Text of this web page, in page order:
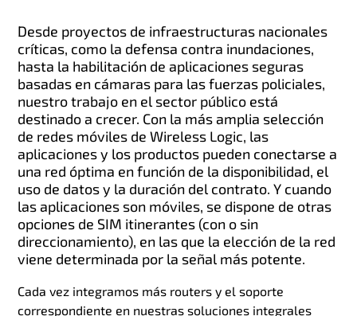
Desde proyectos de infraestructuras nacionales
críticas, como la defensa contra inundaciones,
hasta la habilitación de aplicaciones seguras
basadas en cámaras para las fuerzas policiales,
nuestro trabajo en el sector público está
destinado a crecer. Con la más amplia selección
de redes móviles de Wireless Logic, las
aplicaciones y los productos pueden conectarse a
una red óptima en función de la disponibilidad, el
uso de datos y la duración del contrato. Y cuando
las aplicaciones son móviles, se dispone de otras
opciones de SIM itinerantes (con o sin
direccionamiento), en las que la elección de la red
viene determinada por la señal más potente.
Cada vez integramos más routers y el soporte
correspondiente en nuestras soluciones integrales